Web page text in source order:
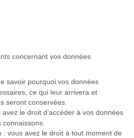
concernant vos données
savoir pourquoi vos données
ce qui leur arrivera et
seront conservées.
avez le droit d’accéder à vos données
connaissons.
: vous avez le droit à tout moment de